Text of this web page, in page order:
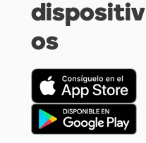
dispositiv
os